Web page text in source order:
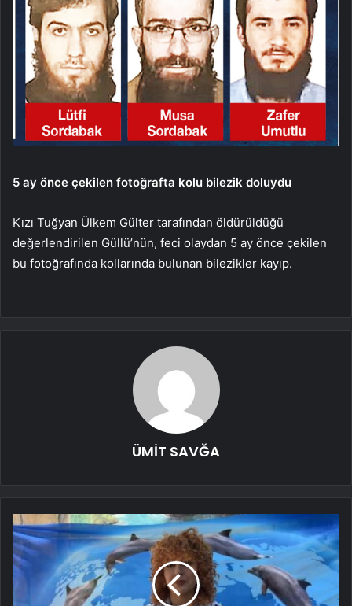
5 ay önce çekilen fotoğrafta kolu bilezik doluydu
Kızı Tuğyan Ülkem Gülter tarafından öldürüldüğü
değerlendirilen Güllü’nün, feci olaydan 5 ay önce çekilen
bu fotoğrafında kollarında bulunan bilezikler kayıp.
ÜMİT SAVĞA